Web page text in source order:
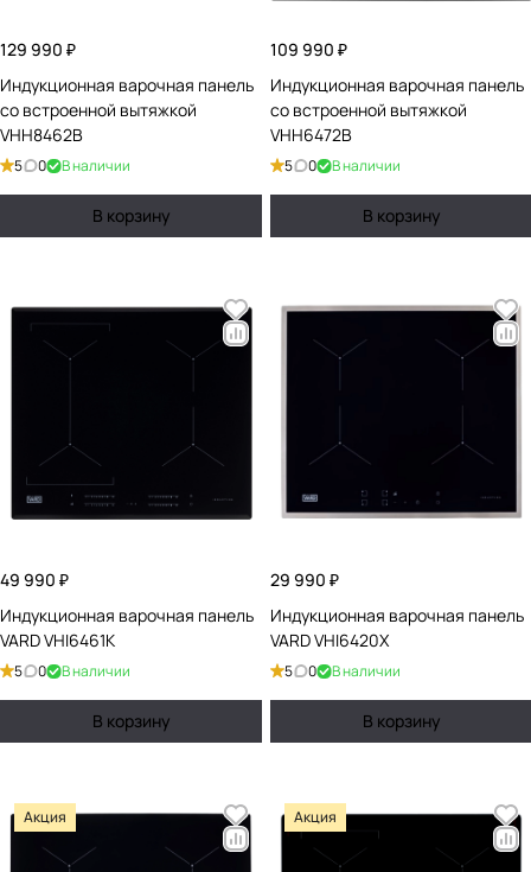
129 990 ₽
Индукционная варочная панель
со встроенной вытяжкой
VHH8462B
5 0 В наличии
В корзину
109 990 ₽
Индукционная варочная панель
со встроенной вытяжкой
VHH6472B
5 0 В наличии
В корзину
49 990 ₽
Индукционная варочная панель
VARD VHI6461K
5 0 В наличии
В корзину
29 990 ₽
Индукционная варочная панель
VARD VHI6420X
5 0 В наличии
В корзину
Акция Акция